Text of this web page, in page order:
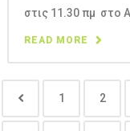
στις 11.30 πμ στο
READ MORE
1 2